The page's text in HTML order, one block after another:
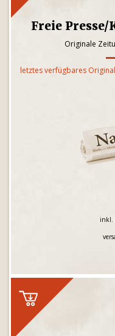
Freie
Originale
letztes verfügbares
inkl.